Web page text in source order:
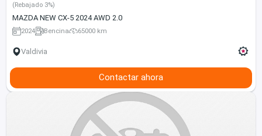
(Rebajado 3%)
MAZDA NEW CX-5 2024 AWD 2.0
2024 Bencina 65000 km
Valdivia
Contactar ahora